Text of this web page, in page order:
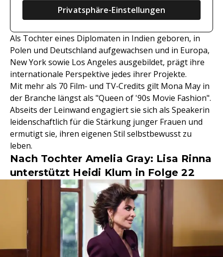
Privatsphäre-Einstellungen
Als Tochter eines Diplomaten in Indien geboren, in
Polen und Deutschland aufgewachsen und in Europa,
New York sowie Los Angeles ausgebildet, prägt ihre
internationale Perspektive jedes ihrer Projekte.
Mit mehr als 70 Film‑ und TV‑Credits gilt Mona May in
der Branche längst als "Queen of '90s Movie Fashion".
Abseits der Leinwand engagiert sie sich als Speakerin
leidenschaftlich für die Stärkung junger Frauen und
ermutigt sie, ihren eigenen Stil selbstbewusst zu
leben.
Nach Tochter Amelia Gray: Lisa Rinna
unterstützt Heidi Klum in Folge 22